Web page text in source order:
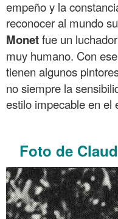
empeño y la
reconocer al mundo
Monetfue un
muy humano. Con
tienen algunos
no siempre la
estilo impecable en el
Foto de